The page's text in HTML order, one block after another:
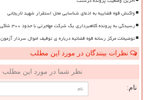
واکنش قوه قضاییه به ادعای شناسایی محل استقرار شهید لاریجانی
رسیدگی به پرونده کلاهبرداری یک شرکت مهاجرتی با حدود ۳۰۰ شاکی در دادسرای تهران
توضیحات مرکز رسانه قوه قضائیه درباره ی توقیف اموال سردار آزمون
نظرات بینندگان در مورد این مطلب
نظر شما در مورد این مطلب
نام: